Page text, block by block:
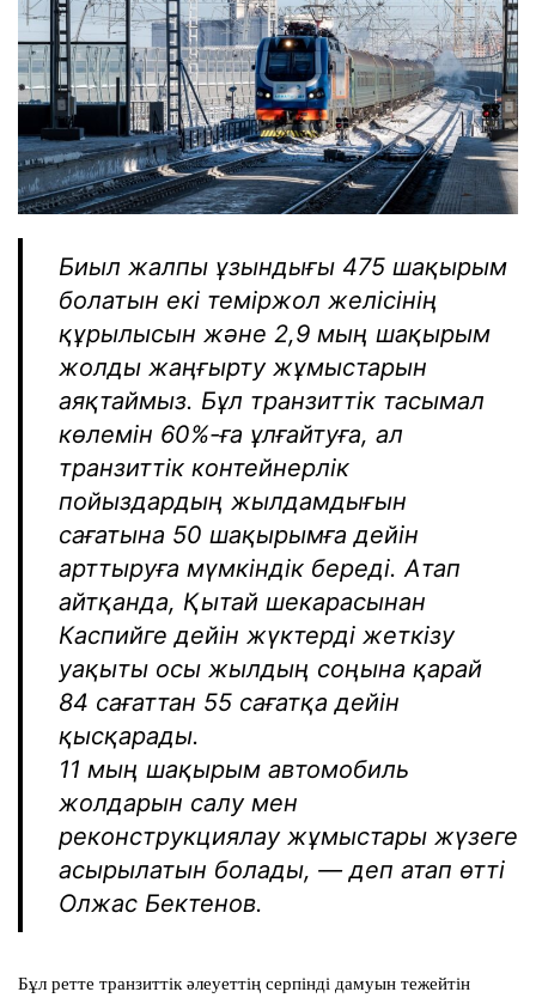
Биыл жалпы ұзындығы 475 шақырым
болатын екі теміржол желісінің
құрылысын және 2,9 мың шақырым
жолды жаңғырту жұмыстарын
аяқтаймыз. Бұл транзиттік тасымал
көлемін 60%-ға ұлғайтуға, ал
транзиттік контейнерлік
пойыздардың жылдамдығын
сағатына 50 шақырымға дейін
арттыруға мүмкіндік береді. Атап
айтқанда, Қытай шекарасынан
Каспийге дейін жүктерді жеткізу
уақыты осы жылдың соңына қарай
84 сағаттан 55 сағатқа дейін
қысқарады.
11 мың шақырым автомобиль
жолдарын салу мен
реконструкциялау жұмыстары жүзеге
асырылатын болады, — деп атап өтті
Олжас Бектенов.
Бұл ретте транзиттік әлеуеттің серпінді дамуын тежейтін